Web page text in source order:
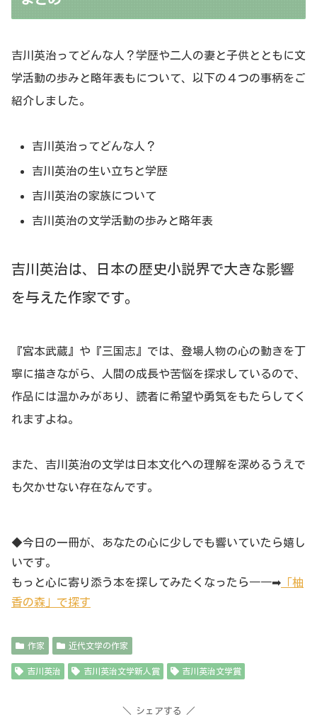
吉川英治ってどんな人？学歴や二人の妻と子供とともに文
学活動の歩みと略年表もについて、以下の４つの事柄をご
紹介しました。
吉川英治ってどんな人？
吉川英治の生い立ちと学歴
吉川英治の家族について
吉川英治の文学活動の歩みと略年表
吉川英治は、日本の歴史小説界で大きな影響
を与えた作家です。
『宮本武蔵』や『三国志』では、登場人物の心の動きを丁
寧に描きながら、人間の成長や苦悩を探求しているので、
作品には温かみがあり、読者に希望や勇気をもたらしてく
れますよね。
また、吉川英治の文学は日本文化への理解を深めるうえで
も欠かせない存在なんです。
◆今日の一冊が、あなたの心に少しでも響いていたら嬉し
いです。
もっと心に寄り添う本を探してみたくなったら――➡ 「柚
香の森」で探す
作家 近代文学の作家
吉川英治 吉川英治文学新人賞 吉川英治文学賞
シェアする